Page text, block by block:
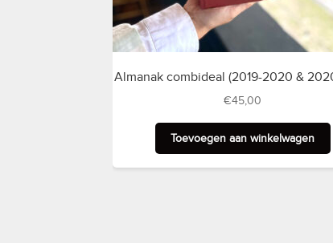
Almanak combideal (2019-2020 &
€45,00
Toevoegen aan winkelwagen